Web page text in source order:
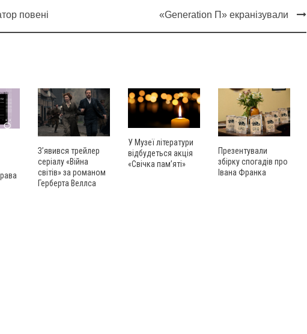
повені «Generation П» екранізували
З’явився трейлер
серіалу «Війна
світів» за романом
Герберта Веллcа
У Музеї літератури
відбудеться акція
«Свічка пам’яті»
Презентували
збірку спогадів про
Івана Франка